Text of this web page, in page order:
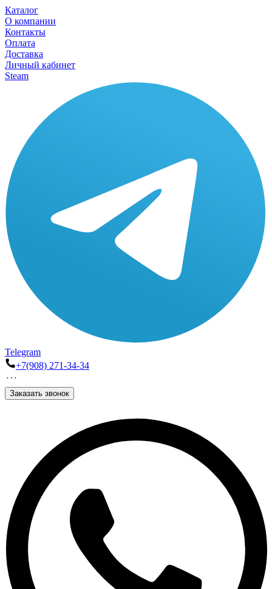
Каталог
О компании
Контакты
Оплата
Доставка
Личный кабинет
Steam
Telegram
+7(908) 271-34-34
Заказать звонок